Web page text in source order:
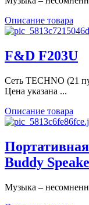
Описание товара
F&D F203U
Сеть TECHNO (21
Цена указана ...
Описание товара
Buddy
Музыка –